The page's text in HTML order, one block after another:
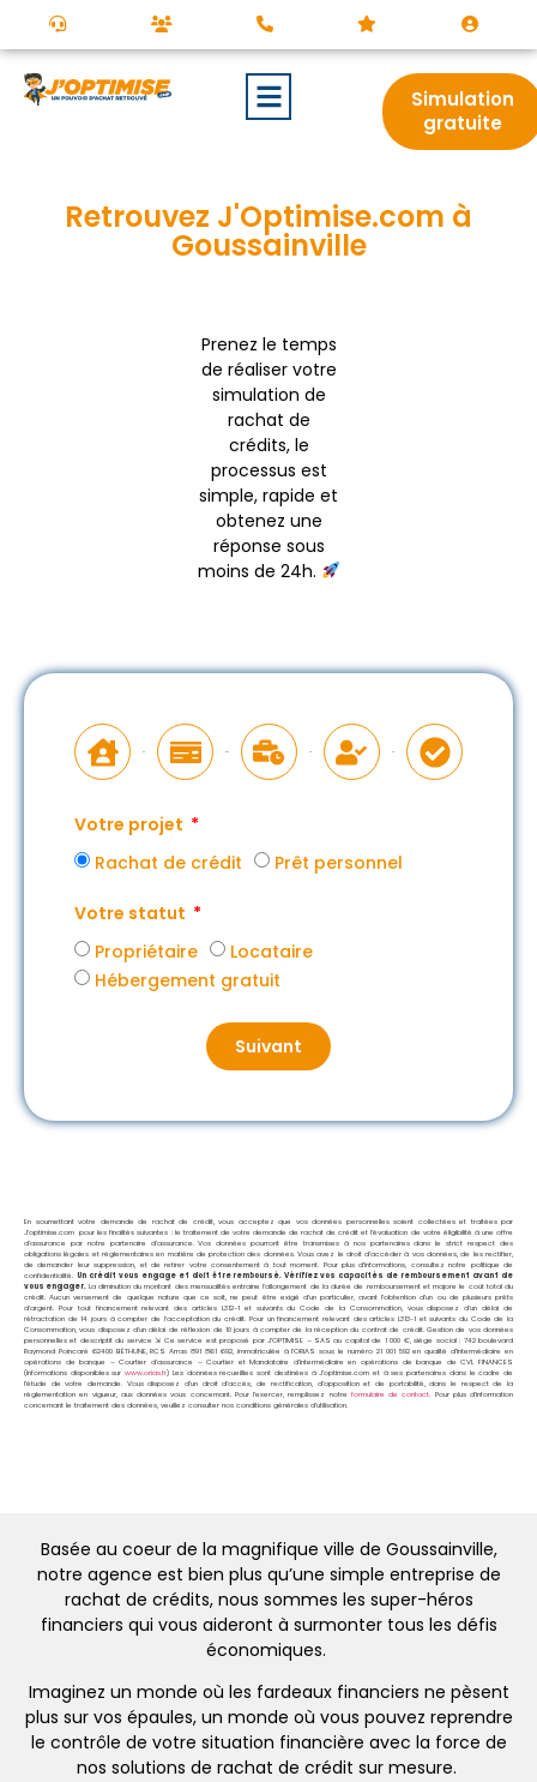
Simulation
gratuite
Retrouvez J'Optimise.com à
Goussainville
Prenez le temps
de réaliser votre
simulation de
rachat de
crédits, le
processus est
simple, rapide et
obtenez une
réponse sous
moins de 24h.
Votre projet
Rachat de crédit
Prêt personnel
Votre statut
Propriétaire
Locataire
Hébergement gratuit
Suivant
En soumettant votre demande de rachat de crédit, vous acceptez que vos données personnelles soient collectées et traitées par
J’optimise.com pour les finalités suivantes : le traitement de votre demande de rachat de crédit et l’évaluation de votre éligibilité à une offre
d’assurance par notre partenaire d’assurance. Vos données pourront être transmises à nos partenaires dans le strict respect des
obligations légales et réglementaires en matière de protection des données. Vous avez le droit d’accéder à vos données, de les rectifier,
de demander leur suppression, et de retirer votre consentement à tout moment. Pour plus d’informations, consultez notre politique de
confidentialité. Un crédit vous engage et doit être remboursé. Vérifiez vos capacités de remboursement avant de
vous engager. La diminution du montant des mensualités entraine l’allongement de la durée de remboursement et majore le coût total du
crédit. Aucun versement de quelque nature que ce soit, ne peut être exigé d’un particulier, avant l’obtention d’un ou de plusieurs prêts
d’argent. Pour tout financement relevant des articles L312-1 et suivants du Code de la Consommation, vous disposez d’un délai de
rétractation de 14 jours à compter de l’acceptation du crédit. Pour un financement relevant des articles L313-1 et suivants du Code de la
Consommation, vous disposez d’un délai de réflexion de 10 jours à compter de la réception du contrat de crédit. Gestion de vos données
personnelles et descriptif du service ⇲ Ce service est proposé par J’OPTIMISE – SAS au capital de 1 000 €, siège social : 742 boulevard
Raymond Poincaré 62400 BÉTHUNE, RCS Arras 891 861 692, immatriculée à l’ORIAS sous le numéro 21 001 592 en qualité d’Intermédiaire en
opérations de banque – Courtier d’assurance – Courtier et Mandataire d’intermédiaire en opérations de banque de CVL FINANCES
(Informations disponibles sur www.orias.fr) Les données recueillies sont destinées à J’optimise.com et à ses partenaires dans le cadre de
l’étude de votre demande. Vous disposez d’un droit d’accès, de rectification, d’opposition et de portabilité, dans le respect de la
réglementation en vigueur, aux données vous concernant. Pour l’exercer, remplissez notre formulaire de contact. Pour plus d’information
concernant le traitement des données, veuillez consulter nos conditions générales d’utilisation.
Basée au coeur de la magnifique ville de Goussainville,
notre agence est bien plus qu’une simple entreprise de
rachat de crédits, nous sommes les super-héros
financiers qui vous aideront à surmonter tous les défis
économiques.
Imaginez un monde où les fardeaux financiers ne pèsent
plus sur vos épaules, un monde où vous pouvez reprendre
le contrôle de votre situation financière avec la force de
nos solutions de rachat de crédit sur mesure.